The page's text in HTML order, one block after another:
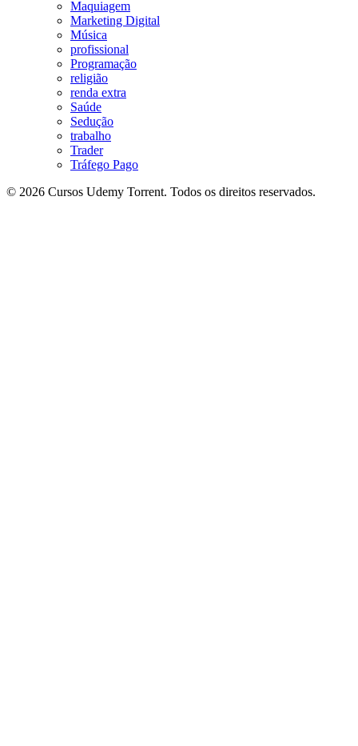
Maquiagem
Marketing Digital
Música
profissional
Programação
religião
renda extra
Saúde
Sedução
trabalho
Trader
Tráfego Pago
© 2026 Cursos Udemy Torrent. Todos os direitos reservados.